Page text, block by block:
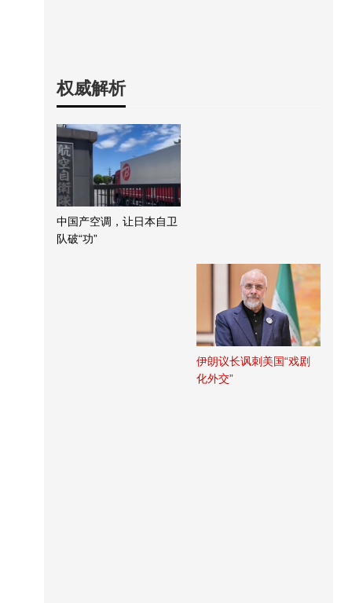
权威解析
中国产空调，让日本自卫
队破“功”
伊朗议长讽刺美国“戏剧
化外交”